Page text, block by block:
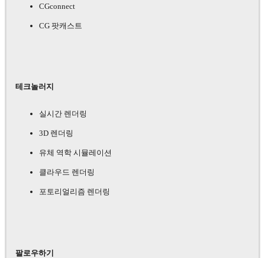
CGconnect
CG 팟캐스트
테크놀러지
실시간 렌더링
3D 렌더링
유체 역학 시뮬레이션
클라우드 렌더링
포토리얼리즘 렌더링
팔로우하기